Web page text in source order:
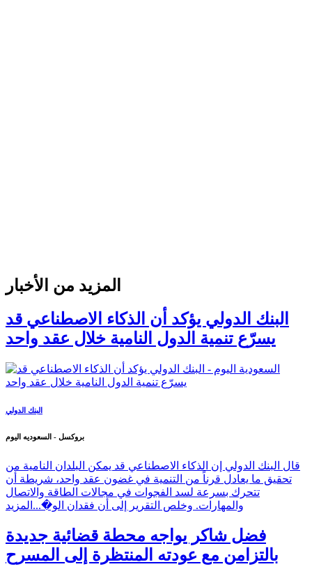
المزيد من الأخبار
البنك الدولي يؤكد أن الذكاء الاصطناعي قد
يسرّع تنمية الدول النامية خلال عقد واحد
البنك الدولي
بروكسل - السعوديه اليوم
قال البنك الدولي إن الذكاء الاصطناعي قد يمكن البلدان النامية من
تحقيق ما يعادل قرناً من التنمية في غضون عقد واحد، شريطة أن
تتحرك بسرعة لسد الفجوات في مجالات الطاقة والاتصال
والمهارات. وخلص التقرير إلى أن فقدان الو�... المزيد
فضل شاكر يواجه محطة قضائية جديدة
بالتزامن مع عودته المنتظرة إلى المسرح